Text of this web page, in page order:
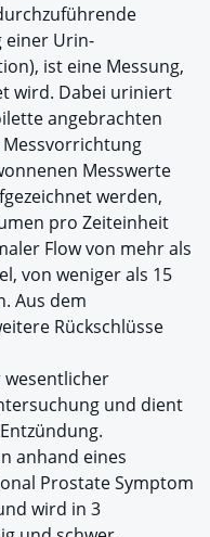
einer Urin-
ist eine Messung,
wird. Dabei uriniert
angebrachten
Messwerte
werden,
pro Zeiteinheit
Flow von mehr als
von weniger als 15
Aus dem
Rückschlüsse
und dient
anhand eines
Prostate Symptom
wird in 3